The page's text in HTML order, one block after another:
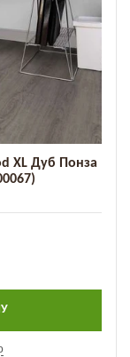
XL Дуб Понза